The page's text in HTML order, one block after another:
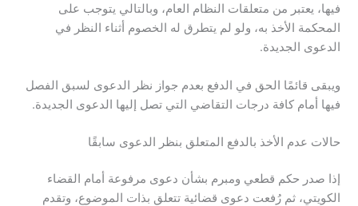
فيها، يعتبر من متعلقات النظام العام، وبالتالي يتوجب على
المحكمة الأخذ به، ولو لم يتطرق له الخصوم أثناء النظر في
الدعوى الجديدة.
ويبقى قائمًا الحق في الدفع بعدم جواز نظر الدعوى لسبق الفصل
فيها أمام كافة درجات التقاضي التي تصل إليها الدعوى الجديدة.
حالات عدم الأخذ بالدفع المتعلق بنظر الدعوى سابقًا
إذا صدر حكم قطعي ومبرم بشأن دعوى مرفوعة أمام القضاء
الكويتي، ثم رُفعت دعوى قضائية تتعلق بذات الموضوع، وتقدم